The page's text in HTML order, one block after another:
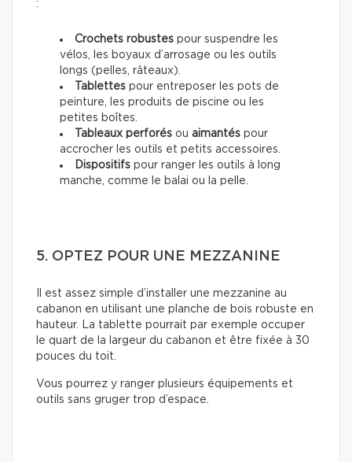
:
Crochets robustes pour suspendre les
vélos, les boyaux d’arrosage ou les outils
longs (pelles, râteaux).
Tablettes pour entreposer les pots de
peinture, les produits de piscine ou les
petites boîtes.
Tableaux perforés ou aimantés pour
accrocher les outils et petits accessoires.
Dispositifs pour ranger les outils à long
manche, comme le balai ou la pelle.
5. OPTEZ POUR UNE MEZZANINE
Il est assez simple d’installer une mezzanine au
cabanon en utilisant une planche de bois robuste en
hauteur. La tablette pourrait par exemple occuper
le quart de la largeur du cabanon et être fixée à 30
pouces du toit.
Vous pourrez y ranger plusieurs équipements et
outils sans gruger trop d’espace.